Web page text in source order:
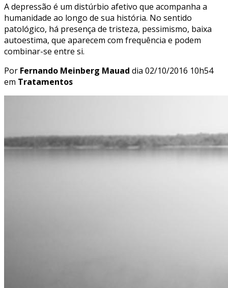
A depressão é um distúrbio afetivo que acompanha a
humanidade ao longo de sua história. No sentido
patológico, há presença de tristeza, pessimismo, baixa
autoestima, que aparecem com frequência e podem
combinar-se entre si.
Por Fernando Meinberg Mauad dia 02/10/2016 10h54
em Tratamentos